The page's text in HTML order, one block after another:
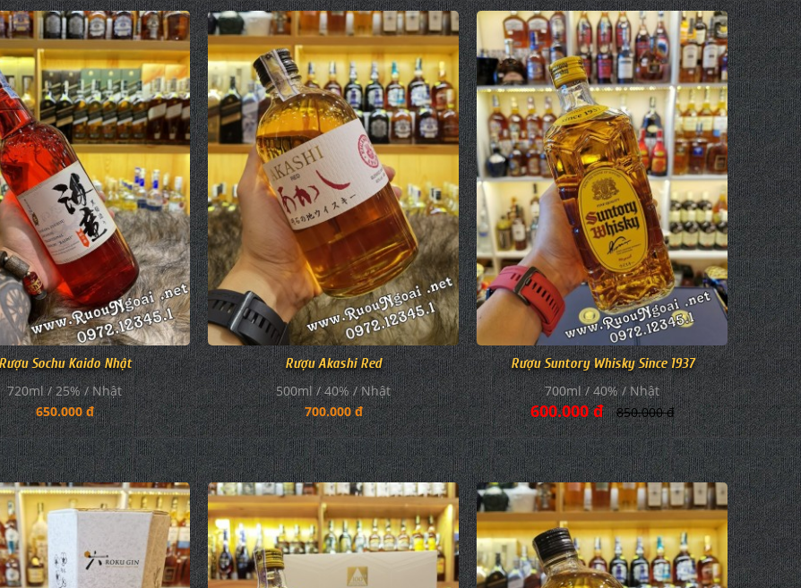
Sochu Kaido Nhật
720ml / 25% / Nhật
650.000 đ
Rượu Akashi Red
500ml / 40% / Nhật
700.000 đ
Rượu Suntory Whisky Since 1937
700ml / 40% / Nhật
600.000 đ 850.000 đ